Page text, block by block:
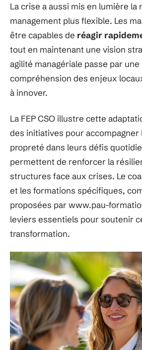
La crise a aussi mis en lumière la
management plus flexible. Les
être capables de réagir
tout en maintenant une vision
agilité managériale passe par
compréhension des enjeux
à innover.
La FEP CSO illustre cette
des initiatives pour
propreté dans leurs défis
permettent de renforcer la
structures face aux crises. Le
et les formations spécifiques,
proposées par www.pau-
leviers essentiels pour soutenir
transformation.